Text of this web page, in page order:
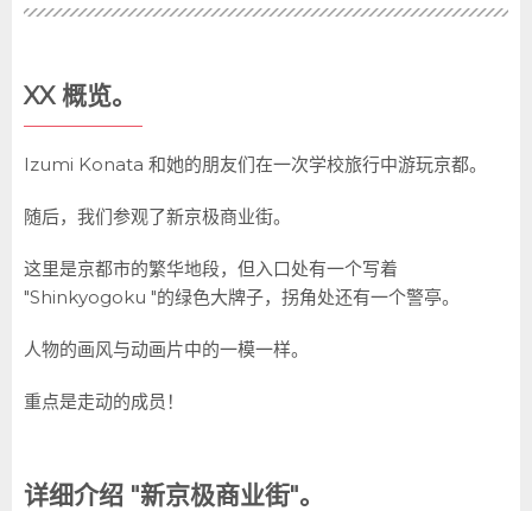
XX 概览。
Izumi Konata 和她的朋友们在一次学校旅行中游玩京都。
随后，我们参观了新京极商业街。
这里是京都市的繁华地段，但入口处有一个写着
"Shinkyogoku "的绿色大牌子，拐角处还有一个警亭。
人物的画风与动画片中的一模一样。
重点是走动的成员！
详细介绍 "新京极商业街"。